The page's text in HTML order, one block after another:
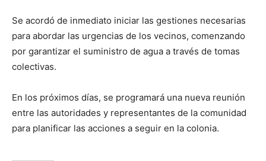
Se acordó de inmediato iniciar las gestiones necesarias
para abordar las urgencias de los vecinos, comenzando
por garantizar el suministro de agua a través de tomas
colectivas.
En los próximos días, se programará una nueva reunión
entre las autoridades y representantes de la comunidad
para planificar las acciones a seguir en la colonia.